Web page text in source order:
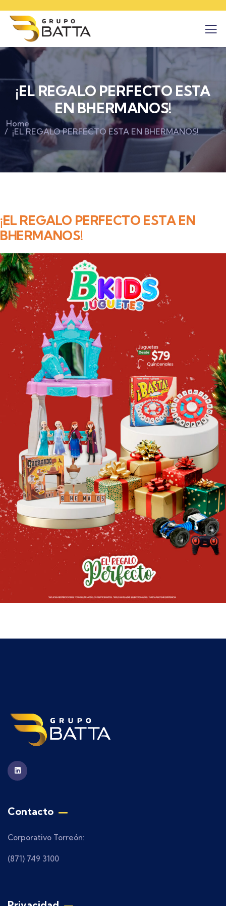
¡EL REGALO PERFECTO ESTA
EN BHERMANOS!
Home
¡EL REGALO PERFECTO ESTA EN BHERMANOS!
¡EL REGALO PERFECTO ESTA EN
BHERMANOS!
Contacto
Corporativo Torreón:
(871) 749 3100